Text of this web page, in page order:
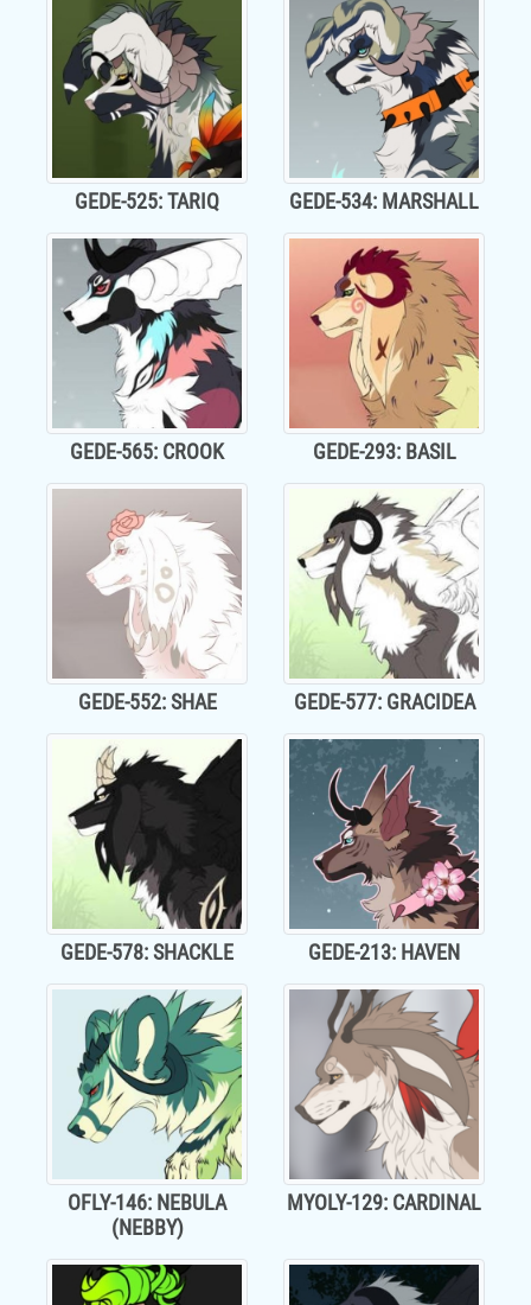
GEDE-525: TARIQ GEDE-534: MARSHALL
GEDE-565: CROOK GEDE-293: BASIL
GEDE-552: SHAE GEDE-577: GRACIDEA
GEDE-578: SHACKLE GEDE-213: HAVEN
OFLY-146: NEBULA
(NEBBY)
MYOLY-129: CARDINAL